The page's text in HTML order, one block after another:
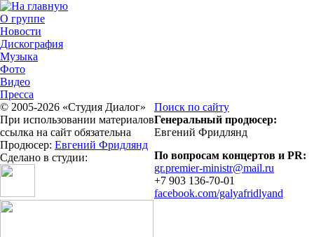
О группе
Новости
Дискография
Музыка
Фото
Видео
Пресса
© 2005-2026 «Студия Диалог»
При использовании материалов
ссылка на сайт обязательна
Продюсер: Евгений Фридлянд
Сделано в студии:
Поиск по сайту
Генеральный продюсер:
Евгений Фридлянд
По вопросам концертов и PR:
gr.premier-ministr@mail.ru
+7 903 136-70-01
facebook.com/galyafridlyand